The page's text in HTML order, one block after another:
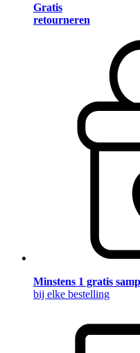
Gratis
retourneren
Minstens 1 gratis
bij elke bestelling